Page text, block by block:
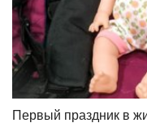
Первый праздник в